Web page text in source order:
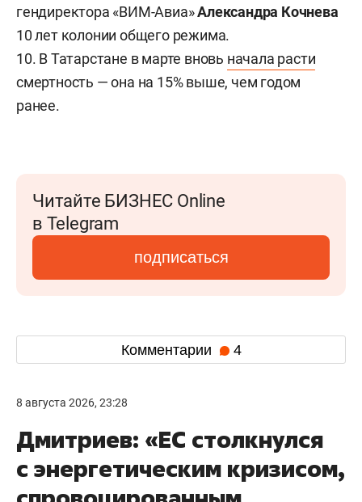
гендиректора «ВИМ-Авиа»Александра Кочнева
10 лет колонии общего режима.
10. В Татарстане в марте вновь начала расти
смертность — она на 15% выше, чем годом
ранее.
Читайте БИЗНЕС Online
в Telegram
подписаться
Комментарии 4
8 августа 2026, 23:28
Дмитриев: «ЕС столкнулся
с энергетическим кризисом,